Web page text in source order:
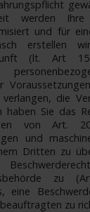
werden
und für
erstellen
(lt. Art
die
haben Sie das
von Art.
und
Dritten zu
zu
eine
zu